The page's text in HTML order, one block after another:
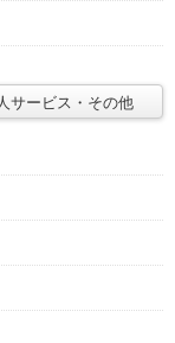
サービス・その他